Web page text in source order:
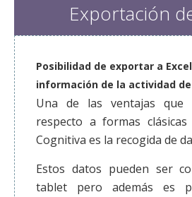
Exportación
Posibilidad de exportar a Excel
información de la actividad
Una de las ventajas que
respecto a formas clásicas
Cognitiva es la recogida de
Estos datos pueden ser
tablet pero además es